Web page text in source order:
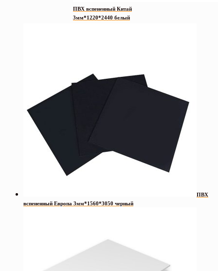
ПВХ вспененный Китай
3мм*1220*2440 белый
ПВХ
вспененный Европа 3мм*1560*3050 черный